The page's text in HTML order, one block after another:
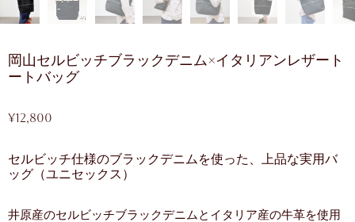
岡山セルビッチブラックデニム×イタリアンレザート
ートバッグ
¥12,800
セルビッチ仕様のブラックデニムを使った、上品な実用バ
ッグ（ユニセックス）
井原産のセルビッチブラックデニムとイタリア産の牛革を使用